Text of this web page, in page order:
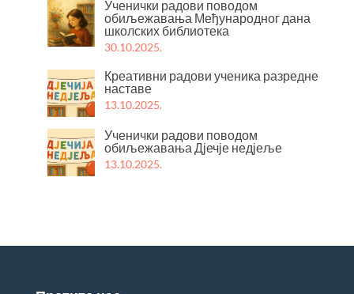
Ученички радови поводом
обиљежавања Међународног дана
школских библиотека
30.10.2025.
Креативни радови ученика разредне
наставе
13.10.2025.
Ученички радови поводом
обиљежавања Дјечје недјеље
13.10.2025.